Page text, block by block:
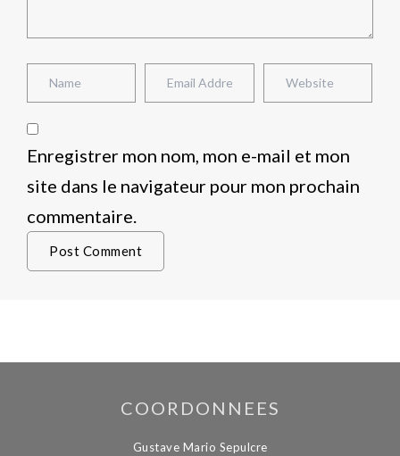
Enregistrer mon nom, mon e-mail et mon
site dans le navigateur pour mon prochain
commentaire.
COORDONNEES
Gustave Mario Sepulcre